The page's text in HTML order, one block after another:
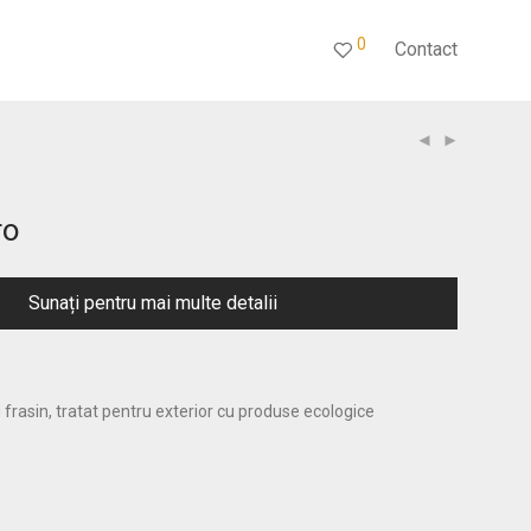
0 Contact
Sunați pentru mai multe detalii
frasin, tratat pentru exterior cu produse ecologice